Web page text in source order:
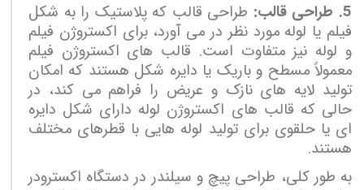
5. طراحی قالب:
طراحی قالب که پلاستیک را به شکل
فیلم یا لوله مورد نظر در می آورد، برای اکستروژن فیلم
و لوله نیز متفاوت است. قالب های اکستروژن فیلم
معمولاً مسطح و باریک یا دایره شکل هستند که امکان
تولید لایه های نازک و عریض را فراهم می کند، در
حالی که قالب های اکستروژن لوله دارای شکل دایره
ای یا حلقوی برای تولید لوله هایی با قطرهای مختلف
هستند.
به طور کلی، طراحی پیچ و سیلندر در دستگاه اکسترودر